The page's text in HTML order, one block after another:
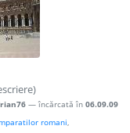
— încărcată în 06.09.09
romani,